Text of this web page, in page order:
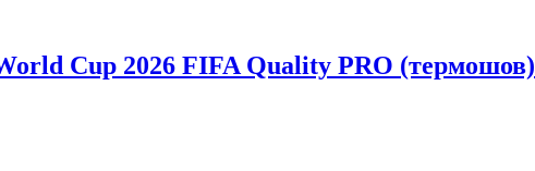
Cup 2026 FIFA Quality PRO (термошов)